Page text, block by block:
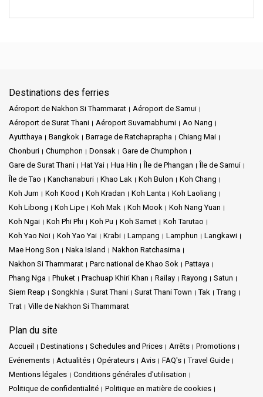
Destinations des ferries
Aéroport de Nakhon Si Thammarat
Aéroport de Samui
Aéroport de Surat Thani
Aéroport Suvarnabhumi
Ao Nang
Ayutthaya
Bangkok Barrage de Ratchaprapha
Chiang Mai
Chonburi
Chumphon Donsak
Gare de Chumphon
Gare de Surat Thani
Hat Yai Hua Hin Île de Phangan
Île de Samui
Île de Tao
Kanchanaburi Khao Lak Koh Bulon
Koh Chang
Koh Jum
Koh Kood Koh Kradan Koh Lanta
Koh Laoliang
Koh Libong
Koh Lipe Koh Mak Koh Mook
Koh Nang Yuan
Koh Ngai
Koh Phi Phi Koh Pu Koh Samet
Koh Tarutao
Koh Yao Noi
Koh Yao Yai Krabi Lampang Lamphun
Langkawi
Mae Hong Son
Naka Island
Nakhon Ratchasima
Nakhon Si Thammarat
Parc national de Khao Sok
Pattaya
Phang Nga
Phuket Prachuap Khiri Khan Railay Rayong
Satun
Siem Reap
Songkhla Surat Thani Surat Thani Town Tak
Trang
Trat
Ville de Nakhon Si Thammarat
Plan du site
Accueil Destinations Schedules and Prices Arrêts
Promotions
Evénements
Actualités Opérateurs Avis FAQ's
Travel Guide
Mentions légales
Conditions générales d'utilisation
Politique de confidentialité
Politique en matière de cookies